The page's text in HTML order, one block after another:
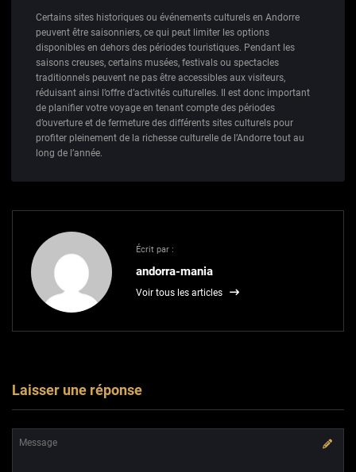
Certains sites historiques ou événements culturels en Andorre
peuvent être saisonniers, ce qui peut limiter les options
disponibles en dehors des périodes touristiques. Pendant les
saisons creuses, certains musées, festivals ou spectacles
traditionnels peuvent ne pas être accessibles aux visiteurs,
réduisant ainsi l’offre d’activités culturelles. Il est donc important
de planifier votre voyage en tenant compte des périodes
d’ouverture et de fermeture des différents sites culturels pour
profiter pleinement de la richesse culturelle de l’Andorre tout au
long de l’année.
Écrit par :
andorra-mania
Voir tous les articles
Laisser une réponse